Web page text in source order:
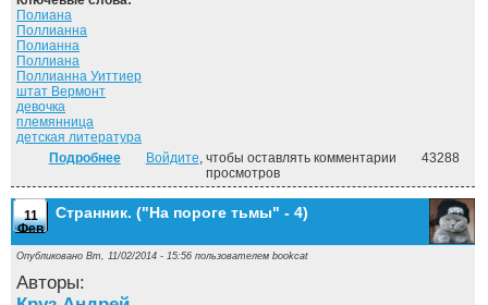
Полиана
Поллианна
Полианна
Поллиана
Поллианна Уиттиер
штат Вермонт
девочка
племянница
детская литература
Подробнеео Поллианна
Войдите, чтобы оставлять комментарии
43288
просмотров
11
Фев
Странник. ("На пороге тьмы" - 4)
Опубликовано Вт, 11/02/2014 - 15:56 пользователем bookcat
Авторы: